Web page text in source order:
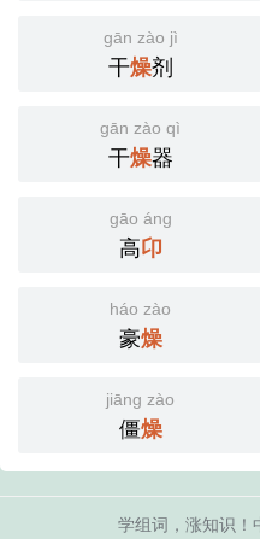
gān zào jì
干燥剂
gān zào qì
干燥器
gāo áng
高卬
háo zào
豪燥
jiāng zào
僵燥
学组词，涨知识！